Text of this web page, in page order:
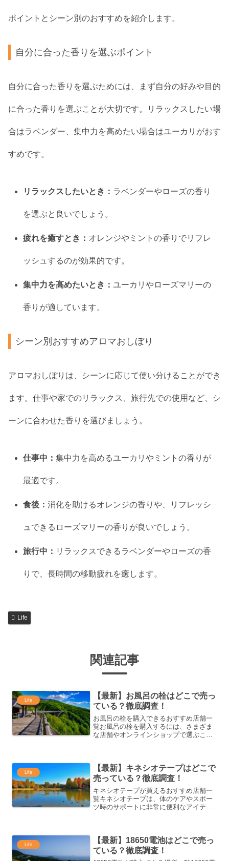
ポイントとシーン別のおすすめを紹介します。
自分に合った香りを選ぶポイント
自分に合った香りを選ぶためには、まず自分の好みや目的
に合った香りを選ぶことが大切です。リラックスしたい場
合はラベンダー、集中力を高めたい場合はユーカリがおす
すめです。
リラックスしたいとき： ラベンダーやローズの香り
を選ぶと良いでしょう。
疲れを癒すとき： オレンジやミントの香りでリフレ
ッシュするのが効果的です。
集中力を高めたいとき：ユーカリやローズマリーの
香りが適しています。
シーン別おすすめアロマおしぼり
アロマおしぼりは、シーンに応じて使い分けることができ
ます。仕事や家でのリラックス、旅行先での使用など、シ
ーンに合わせた香りを選びましょう。
仕事中：集中力を高めるユーカリやミントの香りが
最適です。
食後：消化を助けるオレンジの香りや、リフレッシ
ュできるローズマリーの香りが良いでしょう。
旅行中： リラックスできるラベンダーやローズの香
りで、長時間の移動疲れを癒します。
Life
関連記事
Life
【最新】お風呂の栓はどこで売っ
ている？徹底調査！
お風呂の栓を購入できるおすすめ店舗一
覧お風呂の栓を購入するには、さまざま
な店舗やオンラインショップで選ぶこと
るおすすめの店舗を紹介し...
Life
【最新】キネシオテープはどこで
売っている？徹底調査！
キネシオテープが買えるおすすめ店舗一
覧キネシオテープは、体のケアやスポー
ツ時のサポートに非常に便利なアイテム
し、自分に合った購入場所...
Life
【最新】18650電池はどこで売っ
ている？徹底調査！